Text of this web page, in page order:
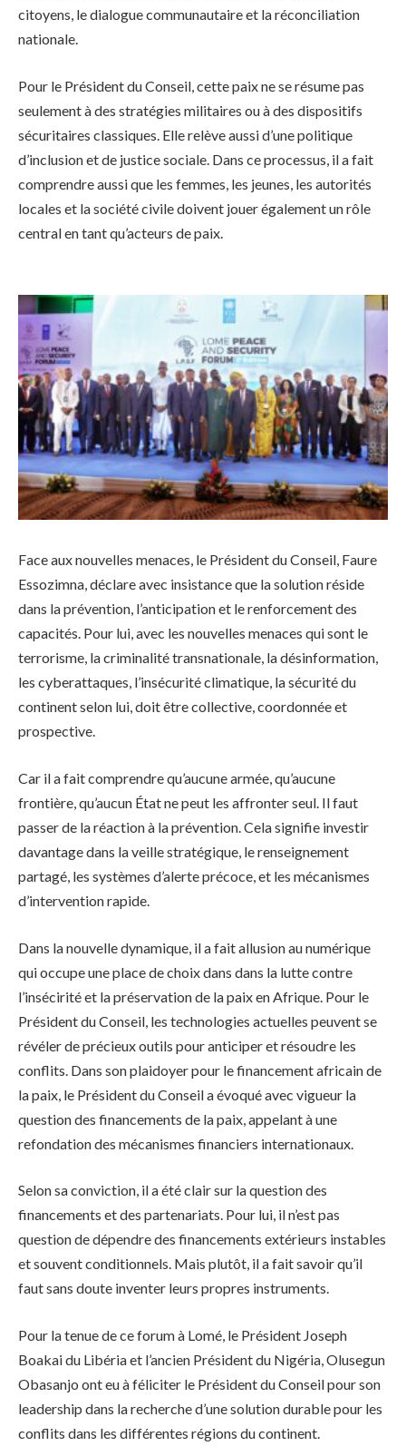
citoyens, le dialogue communautaire et la réconciliation
nationale.
Pour le Président du Conseil, cette paix ne se résume pas
seulement à des stratégies militaires ou à des dispositifs
sécuritaires classiques. Elle relève aussi d’une politique
d’inclusion et de justice sociale. Dans ce processus, il a fait
comprendre aussi que les femmes, les jeunes, les autorités
locales et la société civile doivent jouer également un rôle
central en tant qu’acteurs de paix.
Face aux nouvelles menaces, le Président du Conseil, Faure
Essozimna, déclare avec insistance que la solution réside
dans la prévention, l’anticipation et le renforcement des
capacités. Pour lui, avec les nouvelles menaces qui sont le
terrorisme, la criminalité transnationale, la désinformation,
les cyberattaques, l’insécurité climatique, la sécurité du
continent selon lui, doit être collective, coordonnée et
prospective.
Car il a fait comprendre qu’aucune armée, qu’aucune
frontière, qu’aucun État ne peut les affronter seul. Il faut
passer de la réaction à la prévention. Cela signifie investir
davantage dans la veille stratégique, le renseignement
partagé, les systèmes d’alerte précoce, et les mécanismes
d’intervention rapide.
Dans la nouvelle dynamique, il a fait allusion au numérique
qui occupe une place de choix dans dans la lutte contre
l’insécirité et la préservation de la paix en Afrique. Pour le
Président du Conseil, les technologies actuelles peuvent se
révéler de précieux outils pour anticiper et résoudre les
conflits. Dans son plaidoyer pour le financement africain de
la paix, le Président du Conseil a évoqué avec vigueur la
question des financements de la paix, appelant à une
refondation des mécanismes financiers internationaux.
Selon sa conviction, il a été clair sur la question des
financements et des partenariats. Pour lui, il n’est pas
question de dépendre des financements extérieurs instables
et souvent conditionnels. Mais plutôt, il a fait savoir qu’il
faut sans doute inventer leurs propres instruments.
Pour la tenue de ce forum à Lomé, le Président Joseph
Boakai du Libéria et l’ancien Président du Nigéria, Olusegun
Obasanjo ont eu à féliciter le Président du Conseil pour son
leadership dans la recherche d’une solution durable pour les
conflits dans les différentes régions du continent.